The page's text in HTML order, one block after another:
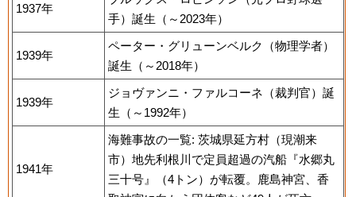
1937年
手）誕生（～2023年）
1939年
ペーター・グリューンベルク（物理学者）
誕生（～2018年）
1939年
ジョヴァンニ・ファルコーネ（裁判官）誕
生（～1992年）
1941年
海難事故の一覧: 茨城県延方村（現潮来
市）地先利根川で定員超過の汽船『水郷丸
三十号』（4トン）が転覆。鹿島神宮、香